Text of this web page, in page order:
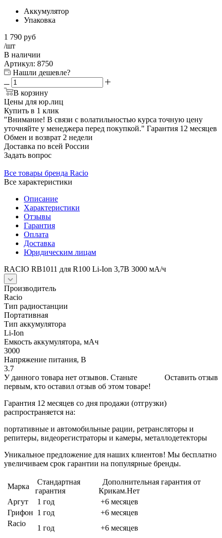
Аккумулятор
Упаковка
1 790 руб
/шт
В наличии
Артикул: 8750
Нашли дешевле?
В корзину
Цены для юр.лиц
Купить в 1 клик
"Внимание! В связи с волатильностью курса точную цену
уточняйте у менеджера перед покупкой." Гарантия 12 месяцев
Обмен и возврат 2 недели
Доставка по всей России
Задать вопрос
Все товары бренда Racio
Все характеристики
Описание
Характеристики
Отзывы
Гарантия
Оплата
Доставка
Юридическим лицам
RACIO RB1011 для R100 Li-Ion 3,7В 3000 мА/ч
Производитель
Racio
Тип радиостанции
Портативная
Тип аккумулятора
Li-Ion
Емкость аккумулятора, мАч
3000
Напряжение питания, В
3.7
Оставить отзыв
У данного товара нет отзывов. Станьте
первым, кто оставил отзыв об этом товаре!
Гарантия 12 месяцев со дня продажи (отгрузки)
распространяется на:
портативные и автомобильные рации, ретрансляторы и
репитеры, видеорегистраторы и камеры, металлодетекторы
Уникальное предложение для наших клиентов! Мы бесплатно
увеличиваем срок гарантии на популярные бренды.
Марка
Стандартная
гарантия
Дополнительная гарантия от
Крикам.Нет
Аргут
1 год
+6 месяцев
Грифон 1 год
+6 месяцев
Racio
1 год
+6 месяцев